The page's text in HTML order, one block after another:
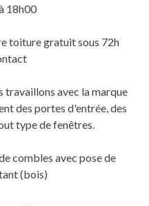
18h00
toiture gratuit sous 72h
travaillons avec la marque
des portes d'entrée, des
type de fenêtres.
combles avec pose de
(bois)